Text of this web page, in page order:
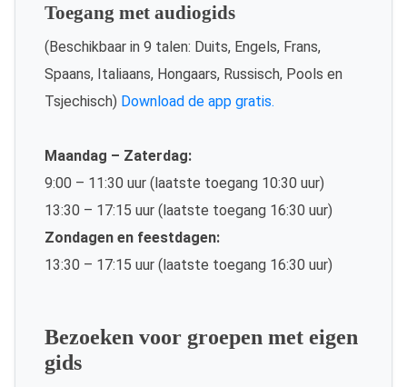
Toegang met audiogids
(Beschikbaar in 9 talen: Duits, Engels, Frans,
Spaans, Italiaans, Hongaars, Russisch, Pools en
Tsjechisch) Download de app gratis.
Maandag – Zaterdag:
9:00 – 11:30 uur (laatste toegang 10:30 uur)
13:30 – 17:15 uur (laatste toegang 16:30 uur)
Zondagen en feestdagen:
13:30 – 17:15 uur (laatste toegang 16:30 uur)
Bezoeken voor groepen met eigen
gids